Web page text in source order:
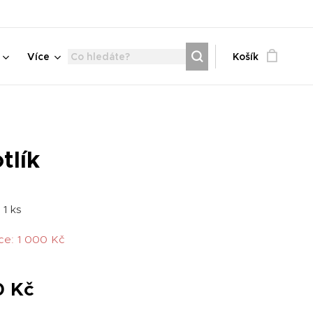
Více Košík
ks
1 000 Kč
Kč